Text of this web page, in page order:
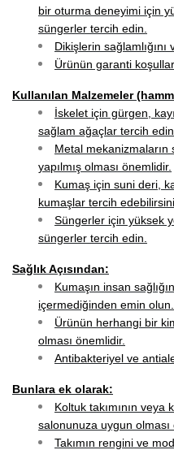
bir oturma deneyimi için
süngerler tercih edin.
Dikişlerin
Ürünün garanti
Kullanılan Malzemeler
İskelet için gürgen,
sağlam ağaçlar tercih edin.
Metal
yapılmış olması önemlidir.
Kumaş için suni deri,
kumaşlar tercih
Süngerler için yüksek
süngerler tercih edin.
Sağlık Açısından:
Kumaşın insan
içermediğinden emin olun.
Ürünün herhangi bir
olması önemlidir.
Antibakteriyel ve
Bunlara ek olarak:
Koltuk takımının veya
salonunuza uygun olması
Takımın rengini ve